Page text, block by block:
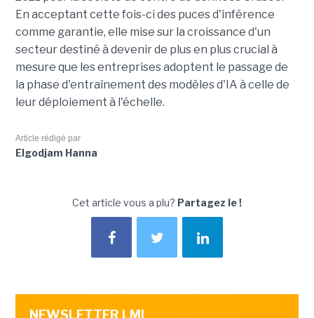
En acceptant cette fois-ci des puces d'inférence
comme garantie, elle mise sur la croissance d'un
secteur destiné à devenir de plus en plus crucial à
mesure que les entreprises adoptent le passage de
la phase d'entraînement des modèles d'IA à celle de
leur déploiement à l'échelle.
Article rédigé par
Elgodjam Hanna
Cet article vous a plu? Partagez le !